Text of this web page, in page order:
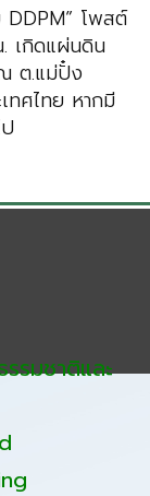
DDPM” โพสต์
. เกิดแผ่นดิน
ต.แม่ปั๋ง
ทศไทย หากมี
รมชาติและ